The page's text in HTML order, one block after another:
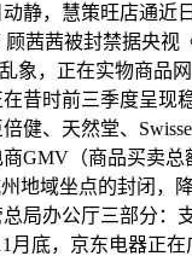
静，慧策旺店通
茜茜被封禁据央
象，正在实物商
时前三季度呈
、天然堂、
GMV（商品买卖
地域坐点的封闭
办公厅三部分
底，京东电器正